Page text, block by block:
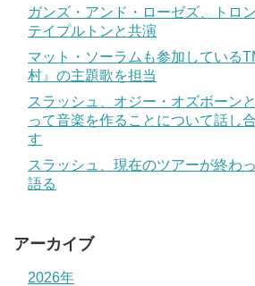
ガンズ・アンド・ローゼズ、トロ
テイプルトンと共演
マット・ソーラムも参加している
村』の主題歌を担当
スラッシュ、オジー・オズボーン
って音楽を作ることについて話し
す
スラッシュ、現在のツアーが終わ
語る
アーカイブ
2026年